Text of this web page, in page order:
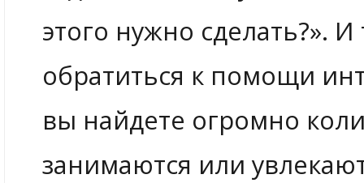
этого нужно сделать?».
обратиться к помощи
вы найдете огромно
занимаются или